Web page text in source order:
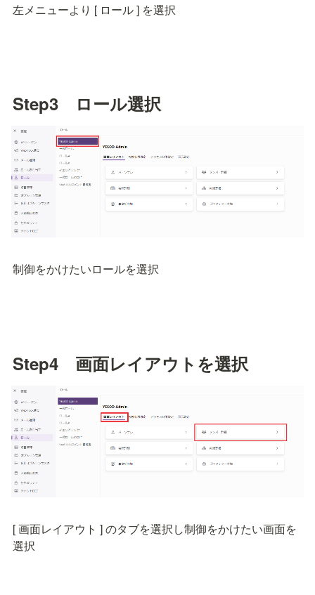
左メニューより [ ロール ] を選択
Step3　ロール選択
制御をかけたいロールを選択
Step4　画面レイアウトを選択
[ 画面レイアウト ] のタブを選択し制御をかけたい画面を
選択